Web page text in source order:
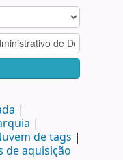
de tags
de aquisição